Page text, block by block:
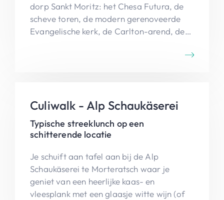
dorp Sankt Moritz: het Chesa Futura, de
scheve toren, de modern gerenoveerde
Evangelische kerk, de Carlton-arend, de
Culiwalk - Alp Schaukäserei
Typische streeklunch op een
schitterende locatie
Je schuift aan tafel aan bij de Alp
Schaukäserei te Morteratsch waar je
geniet van een heerlijke kaas- en
vleesplank met een glaasje witte wijn (of